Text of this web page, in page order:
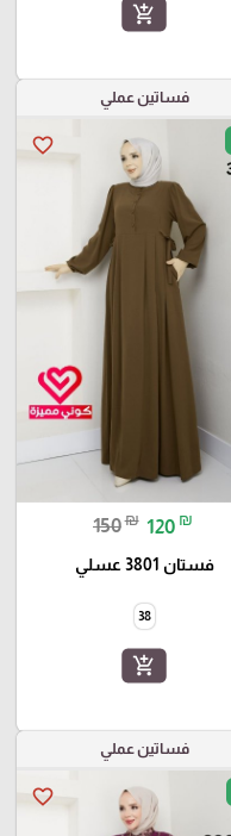
add_shopping_cart
فساتين عملي
favorite_border
150₪ 120 ₪
فستان 3801 عسلي
38
add_shopping_cart
فساتين عملي
favorite_border